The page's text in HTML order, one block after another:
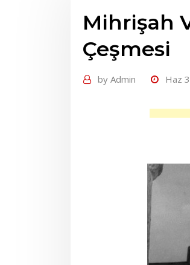
Mihrişah
Çeşmesi
by Admin Haz